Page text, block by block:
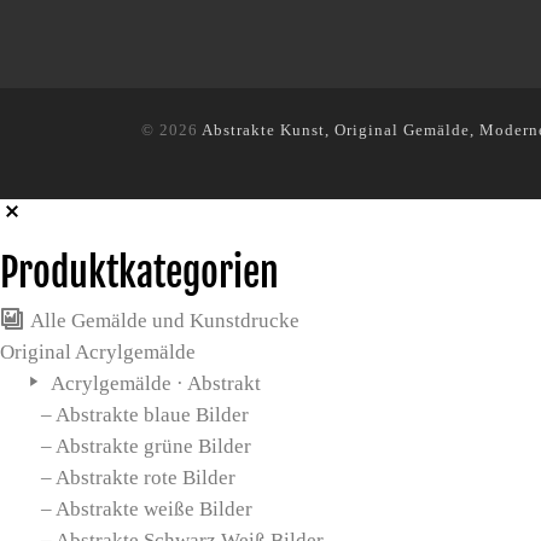
© 2026 Abstrakte Kunst, Original Gemälde,
Produktkategorien
Alle Gemälde und Kunstdrucke
Original Acrylgemälde
Acrylgemälde · Abstrakt
– Abstrakte blaue Bilder
– Abstrakte grüne Bilder
– Abstrakte rote Bilder
– Abstrakte weiße Bilder